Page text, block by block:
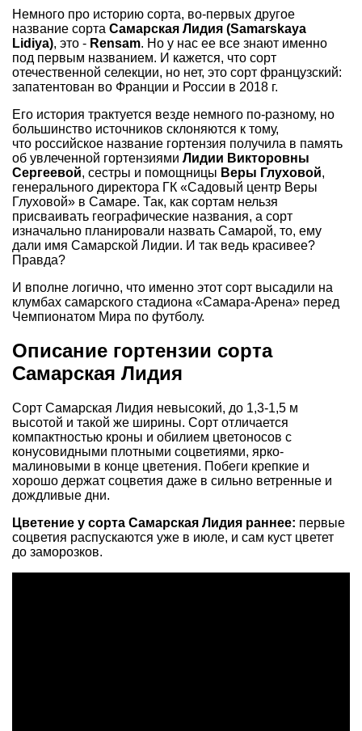
Немного про историю сорта, во-первых другое
название сорта Самарская Лидия (Samarskaya
Lidiya), это - Rensam. Но у нас ее все знают именно
под первым названием. И кажется, что сорт
отечественной селекции, но нет, это сорт французский:
запатентован во Франции и России в 2018 г.
Его история трактуется везде немного по-разному, но
большинство источников склоняются к тому,
что российское название гортензия получила в память
об увлеченной гортензиями Лидии Викторовны
Сергеевой, сестры и помощницы Веры Глуховой,
генерального директора ГК «Садовый центр Веры
Глуховой» в Самаре. Так, как сортам нельзя
присваивать географические названия, а сорт
изначально планировали назвать Самарой, то, ему
дали имя Самарской Лидии. И так ведь красивее?
Правда?
И вполне логично, что именно этот сорт высадили на
клумбах самарского стадиона «Самара-Арена» перед
Чемпионатом Мира по футболу.
Описание гортензии сорта
Самарская Лидия
Сорт Самарская Лидия невысокий, до 1,3-1,5 м
высотой и такой же ширины. Сорт отличается
компактностью кроны и обилием цветоносов с
конусовидными плотными соцветиями, ярко-
малиновыми в конце цветения. Побеги крепкие и
хорошо держат соцветия даже в сильно ветренные и
дождливые дни.
Цветение у сорта Самарская Лидия раннее: первые
соцветия распускаются уже в июле, и сам куст цветет
до заморозков.